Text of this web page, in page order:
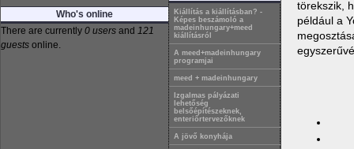
Who's online
There are currently 0 users and 121
guests online.
Kiállítás a kiállításban? -
Képes beszámoló a
madeinhungary+meed
kiállításról
A meed+madeinhungary
programjai
meed + madeinhungary
Izgalmas pályázati
lehetőség
belsőépítészeknek,
enteriőrtervezőknek
A jövő konyhája
törekszik,
például a